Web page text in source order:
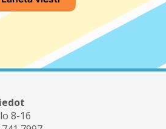
8-16